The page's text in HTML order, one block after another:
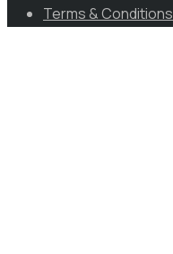
Terms & Conditions